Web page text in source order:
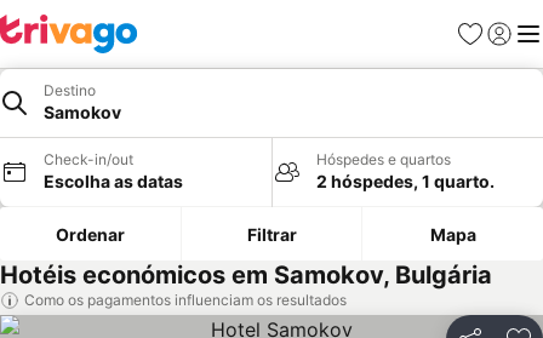
Favoritos
Iniciar
Destino
Samokov
Check-in/out
Escolha as datas
Hóspedes e quartos
2 hóspedes, 1 quarto.
Ordenar Filtrar Mapa
Hotéis económicos em Samokov, Bulgária
Como os pagamentos influenciam os resultados